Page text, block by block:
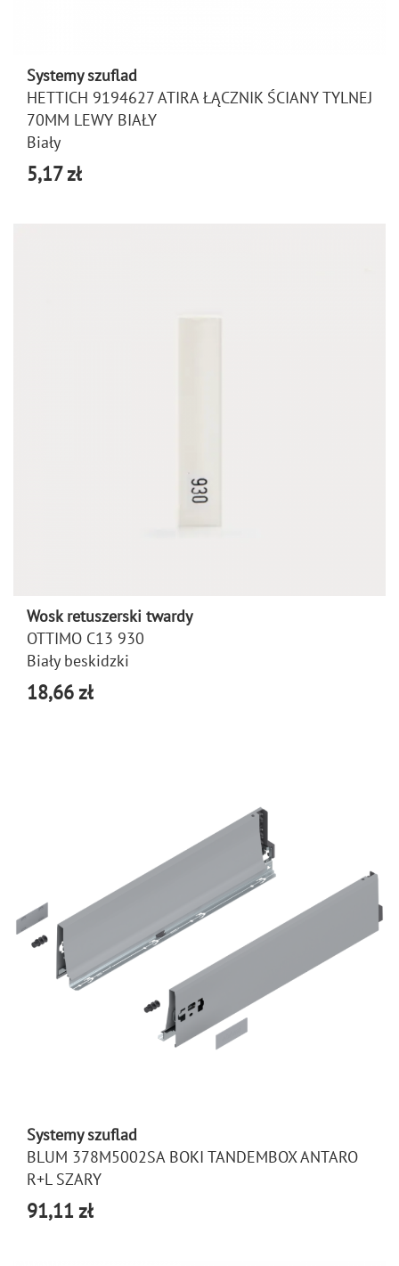
Systemy szuflad
HETTICH 9194627 ATIRA ŁĄCZNIK ŚCIANY TYLNEJ
70MM LEWY BIAŁY
Biały
5,17 zł
Wosk retuszerski twardy
OTTIMO C13 930
Biały beskidzki
18,66 zł
Systemy szuflad
BLUM 378M5002SA BOKI TANDEMBOX ANTARO
R+L SZARY
91,11 zł